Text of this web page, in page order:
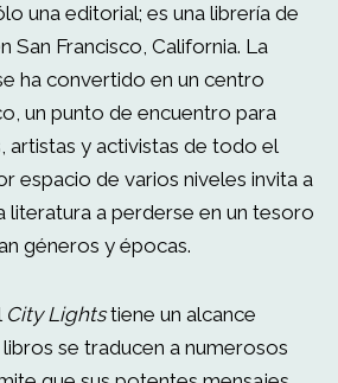
una editorial; es una librería de
San Francisco, California. La
ha convertido en un centro
un punto de encuentro para
artistas y activistas de todo el
espacio de varios niveles invita a
literatura a perderse en un tesoro
géneros y épocas.
City Lightstiene un alcance
se traducen a numerosos